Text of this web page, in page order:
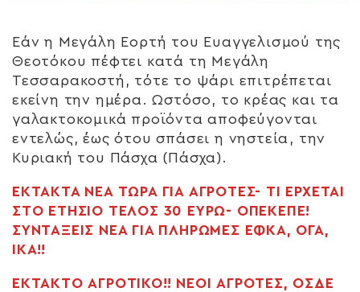
Εάν η Μεγάλη Εορτή του Ευαγγελισμού της
Θεοτόκου πέφτει κατά τη Μεγάλη
Τεσσαρακοστή, τότε το ψάρι επιτρέπεται
εκείνη την ημέρα. Ωστόσο, το κρέας και τα
γαλακτοκομικά προϊόντα αποφεύγονται
εντελώς, έως ότου σπάσει η νηστεία, την
Κυριακή του Πάσχα (Πάσχα).
ΕΚΤΑΚΤΑ ΝΕΑ ΤΩΡΑ ΓΙΑ ΑΓΡΟΤΕΣ- ΤΙ ΕΡΧΕΤΑΙ
ΣΤΟ ΕΤΗΣΙΟ ΤΕΛΟΣ 30 ΕΥΡΩ- ΟΠΕΚΕΠΕ!
ΣΥΝΤΑΞΕΙΣ ΝΕΑ ΓΙΑ ΠΛΗΡΩΜΕΣ ΕΦΚΑ, ΟΓΑ,
ΙΚΑ!!
ΕΚΤΑΚΤΟ ΑΓΡΟΤΙΚΟ!! ΝΕΟΙ ΑΓΡΟΤΕΣ, ΟΣΔΕ